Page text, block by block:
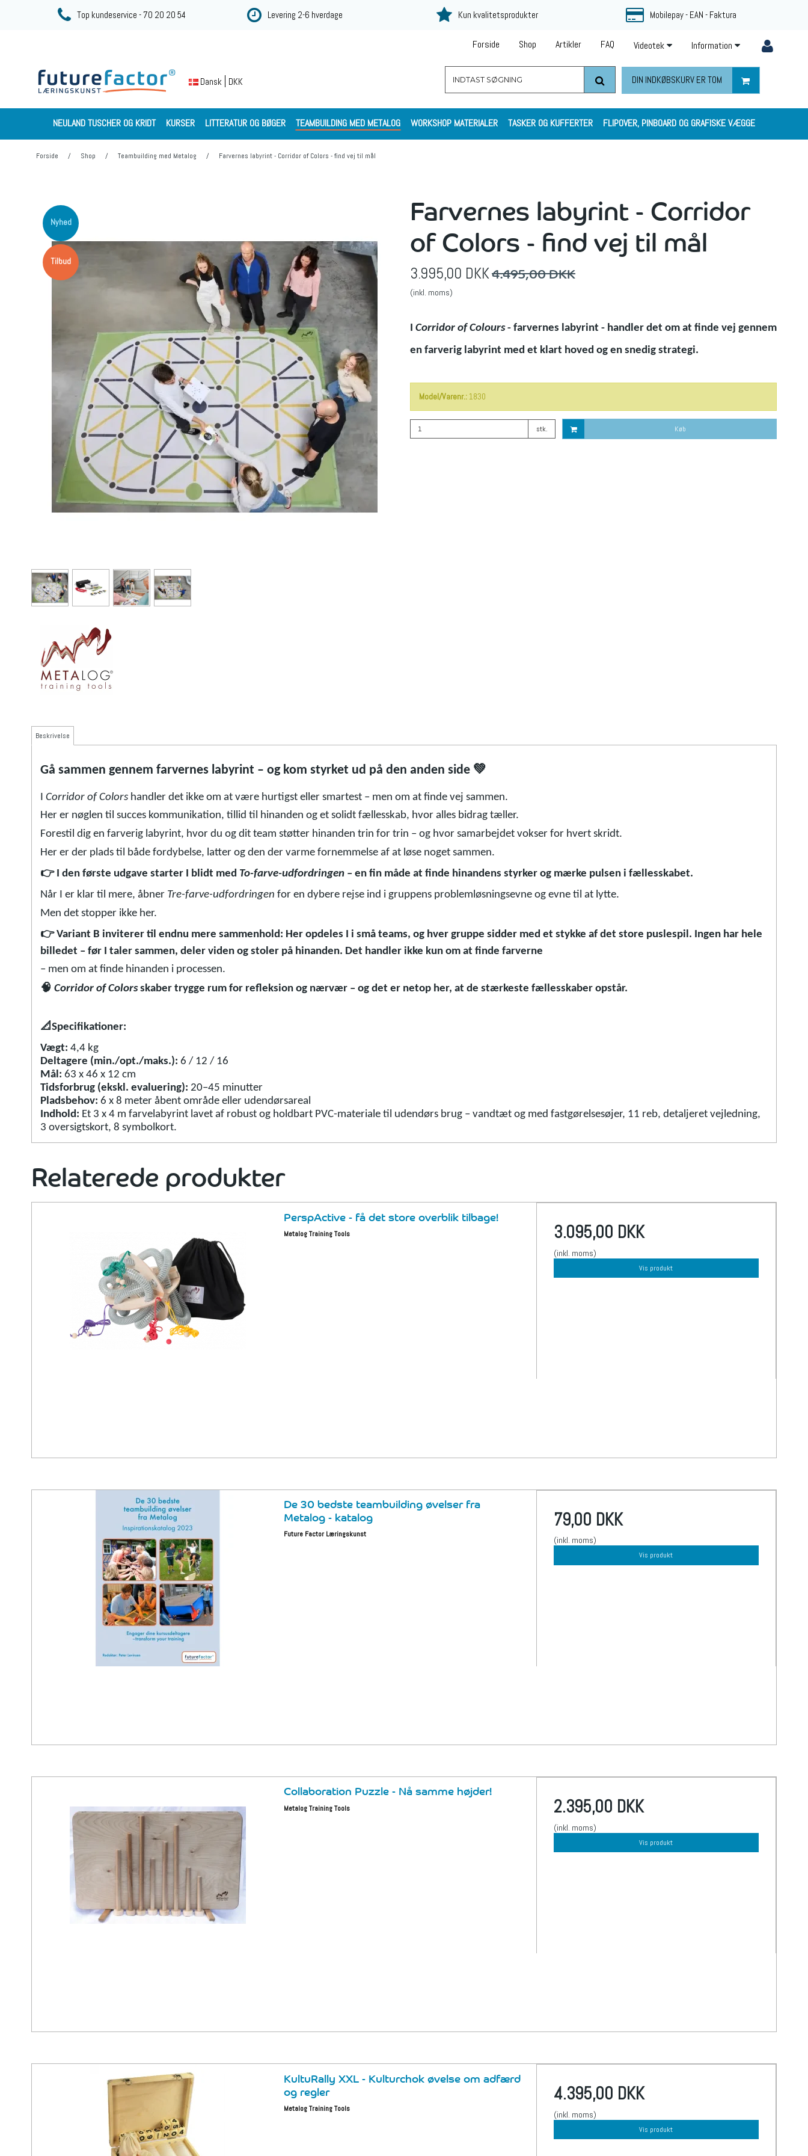
Top kundeservice - 70 20 20 54 Levering 2-6 hverdage Kun kvalitetsprodukter Mobilepay - EAN - Faktura
Information
Videotek
FAQ
Artikler
Shop
Forside
Dansk DKK DIN INDKØBSKURV ER TOM
NEULAND TUSCHER OG KRIDT KURSER LITTERATUR OG BØGER TEAMBUILDING MED METALOG WORKSHOP MATERIALER TASKER OG KUFFERTER FLIPOVER, PINBOARD OG GRAFISKE VÆGGE
Forside / Shop / Teambuilding med Metalog / Farvernes labyrint - Corridor of Colors - find vej til mål
Nyhed
Tilbud
Farvernes labyrint - Corridor
of Colors - find vej til mål
3.995,00 DKK4.495,00 DKK
(inkl. moms)
Corridor of Colours- farvernes labyrint - handler det om at finde vej gennem
en farverig labyrint med et klart hoved og en snedig strategi.
Model/Varenr.:1830
stk. Køb
Beskrivelse
Gå sammen gennem farvernes labyrint – og kom styrket ud på den anden side 💚
Corridor of Colors handler det ikke om at være hurtigst eller smartest – men om at finde vej sammen.
Her er nøglen til succes kommunikation, tillid til hinanden og et solidt fællesskab, hvor alles bidrag tæller.
Forestil dig en farverig labyrint, hvor du og dit team støtter hinanden trin for trin – og hvor samarbejdet vokser for hvert skridt.
Her er der plads til både fordybelse, latter og den der varme fornemmelse af at løse noget sammen.
👉I den første udgave starter I blidt med To-farve-udfordringen – en fin måde at finde hinandens styrker og mærke pulsen i fællesskabet.
Når I er klar til mere, åbner Tre-farve-udfordringen for en dybere rejse ind i gruppens problemløsningsevne og evne til at lytte.
Men det stopper ikke her.
👉Variant B inviterer til endnu mere sammenhold: Her opdeles I i små teams, og hver gruppe sidder med et stykke af det store puslespil. Ingen har hele
billedet – før I taler sammen, deler viden og stoler på hinanden. Det handler ikke kun om at finde farverne
– men om at finde hinanden i processen.
🧠 Corridor of Colorsskaber trygge rum for refleksion og nærvær – og det er netop her, at de stærkeste fællesskaber opstår.
📐Specifikationer:
Vægt: 4,4 kg
Deltagere (min./opt./maks.): 6 / 12 / 16
Mål: 63 x 46 x 12 cm
Tidsforbrug (ekskl. evaluering): 20–45 minutter
Pladsbehov: 6 x 8 meter åbent område eller udendørsareal
Indhold: Et 3 x 4 m farvelabyrint lavet af robust og holdbart PVC-materiale til udendørs brug – vandtæt og med fastgørelsesøjer, 11 reb, detaljeret vejledning,
3 oversigtskort, 8 symbolkort.
Relaterede produkter
PerspActive - få det store overblik tilbage!
Metalog Training Tools 3.095,00 DKK
(inkl. moms)
Vis produkt
De 30 bedste teambuilding øvelser fra
Metalog - katalog
Future Factor Læringskunst
79,00 DKK
(inkl. moms)
Vis produkt
Collaboration Puzzle - Nå samme højder!
Metalog Training Tools 2.395,00 DKK
(inkl. moms)
Vis produkt
KultuRally XXL - Kulturchok øvelse om adfærd
og regler
Metalog Training Tools
4.395,00 DKK
(inkl. moms)
Vis produkt